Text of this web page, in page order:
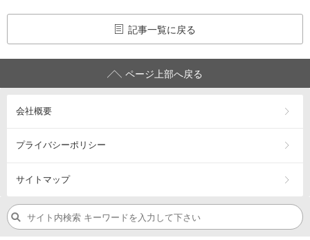
記事一覧に戻る
ページ上部へ戻る
会社概要
プライバシーポリシー
サイトマップ